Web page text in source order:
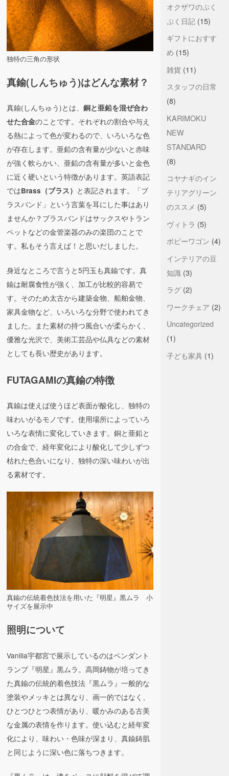
独特の三角の形状
真鍮(しんちゅう)はどんな素材？
真鍮(しんちゅう)とは、銅と亜鉛を混ぜ合わ
せた合金のことです。それぞれの割合や与え
る熱によって色が変わるので、いろいろな色
が存在します。亜鉛の含有量が少ないと赤味
が強く軟らかい、亜鉛の含有量が多いと金色
に近く硬いという特徴があります。英語表記
ではBrass（ブラス） と表記されます。「ブ
ラスバンド」という言葉を耳にした事はあり
ませんか？ブラスバンドはサックスやトラン
ペットなどの金管楽器のみの楽団のことで
す。私もそう言えば！と思いだしました。
身近なところで言うと5円玉も真鍮です。真
鍮は耐腐食性が強く、加工が比較的容易で
す。そのため太古から建築金物、船舶金物、
家具金物など、いろいろな分野で使われてき
ました。また素材の持つ風合いが柔らかく、
優雅な光沢で、美術工芸品や仏具などの素材
としても長い歴史があります。
FUTAGAMIの真鍮の特徴
真鍮は使えば使うほど表面が酸化し、独特の
味わいがるモノです。使用場所によっていろ
いろな表情に変化していきます。銅と亜鉛と
の合金で、経年変化により酸化して少しずつ
枯れた色合いになり、独特の深い味わいが出
る素材です。
真鍮の伝統着色技法を用いた『明星』黒ムラ 小
サイズを展示中
照明について
Vanilla宇都宮で展示しているのはペンダント
ランプ『明星』黒ムラ。高岡鋳物が培ってき
た真鍮の伝統的着色技法『黒ムラ』一般的な
塗装やメッキとは異なり、画一的ではなく、
ひとつひとつ表情があり、暖かみのある古美
な金属の表情を作ります。使い込むと経年変
化により、味わい・色味が深まり、真鍮鋳肌
と同じように深い色に落ちつきます。
オクザワのぷく
ぷく日記(15)
ギフトにおすす
め (15)
雑貨(11)
スタッフの日常
(8)
KARIMOKU
NEW
STANDARD
(8)
コヤナギのイン
テリアグリーン
のススメ (5)
ヴィトラ (5)
ボビーワゴン (4)
インテリアの豆
知識 (3)
ラグ(2)
ワークチェア (2)
Uncategorized
(1)
子ども家具(1)